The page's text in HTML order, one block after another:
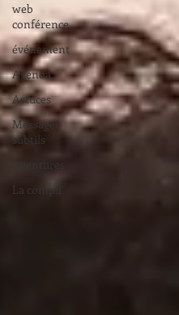
web
conférence
événement
Agenda
Astuces
Messages
subtils
Aventures
La compil'